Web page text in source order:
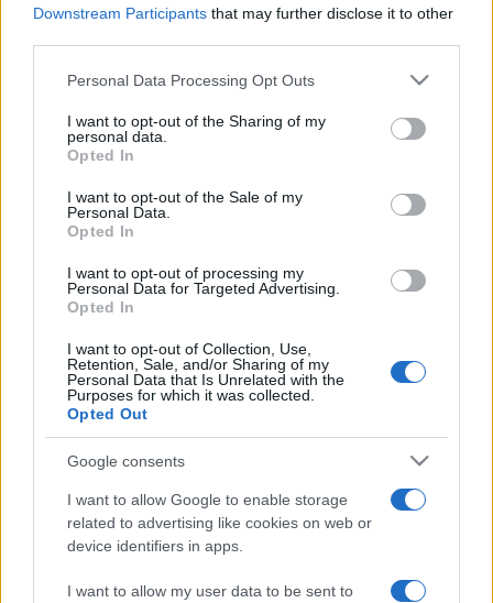
Downstream Participants that may further disclose it to other
Please note that this website/app uses one or more Google
not limited to your visit or usage behaviour. You may click to
grant or deny consent to Google and its third-party tags to
use your data for below specified purposes in below Google
consent section.
Personal Data Processing Opt Outs
I want to opt-out of the Sharing of my
personal data.
Opted In
I want to opt-out of the Sale of my
Personal Data.
Opted In
I want to opt-out of processing my
Personal Data for Targeted Advertising.
Opted In
I want to opt-out of Collection, Use,
Retention, Sale, and/or Sharing of my
Personal Data that Is Unrelated with the
Purposes for which it was collected.
Opted Out
Google consents
I want to allow Google to enable storage
related to advertising like cookies on web or
device identifiers in apps.
I want to allow my user data to be sent to
kiváló lehetőség tartja, hogy minél több emberhez jusson el
az opera.
új produkciót élvezhet a közönség most már az Urániában is.
Ez az eddigi legtöbb előadást felvonultató évad, amely
október 9-én kezdődik. (Minden helyen 9-én indul az élő
sorozat.)
része, A Rajna kincse Bryn Terfel főszereplésével,
Lepageúj felfogású rendezésében, a Met zenei vezetője,
James Levinevezényletével. A programsorozatban látható
A programsorozatban számos operacsillag tűnik fel az évad